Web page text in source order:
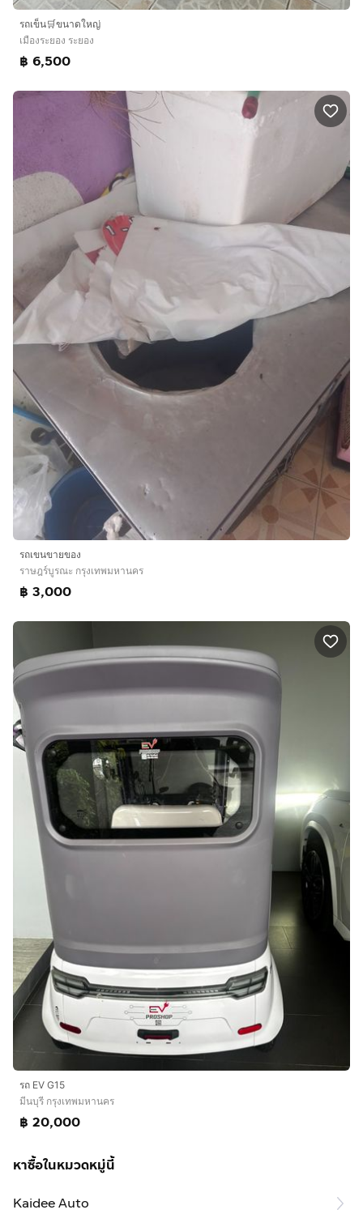
รถเข็น🛒ขนาดใหญ่
เมืองระยอง ระยอง
฿ 6,500
รถเขนขายของ
ราษฎร์บูรณะ กรุงเทพมหานคร
฿ 3,000
รถ EV G15
มีนบุรี กรุงเทพมหานคร
฿ 20,000
หาซื้อในหมวดหมู่นี้
Kaidee Auto